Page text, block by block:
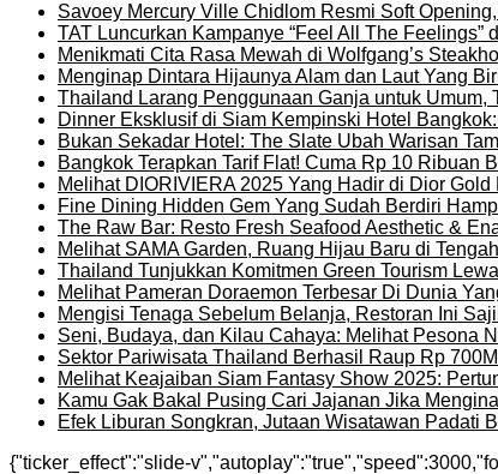
Savoey Mercury Ville Chidlom Resmi Soft
TAT Luncurkan Kampanye “Feel All The
Menikmati Cita Rasa Mewah di Wolfgang’s
Menginap Dintara Hijaunya Alam dan Laut Yang
Thailand Larang Penggunaan Ganja untuk Umum,
Dinner Eksklusif di Siam Kempinski Hotel
Bukan Sekadar Hotel: The Slate Ubah Warisan
Bangkok Terapkan Tarif Flat! Cuma Rp 10 Ribuan
Melihat DIORIVIERA 2025 Yang Hadir di Dior
Fine Dining Hidden Gem Yang Sudah Berdiri
The Raw Bar: Resto Fresh Seafood Aesthetic &
Melihat SAMA Garden, Ruang Hijau Baru di
Thailand Tunjukkan Komitmen Green Tourism
Melihat Pameran Doraemon Terbesar Di Dunia
Mengisi Tenaga Sebelum Belanja, Restoran Ini
Seni, Budaya, dan Kilau Cahaya: Melihat Pesona
Sektor Pariwisata Thailand Berhasil Raup Rp
Melihat Keajaiban Siam Fantasy Show 2025:
Kamu Gak Bakal Pusing Cari Jajanan Jika
Efek Liburan Songkran, Jutaan Wisatawan Padati
{"ticker_effect":"slide-